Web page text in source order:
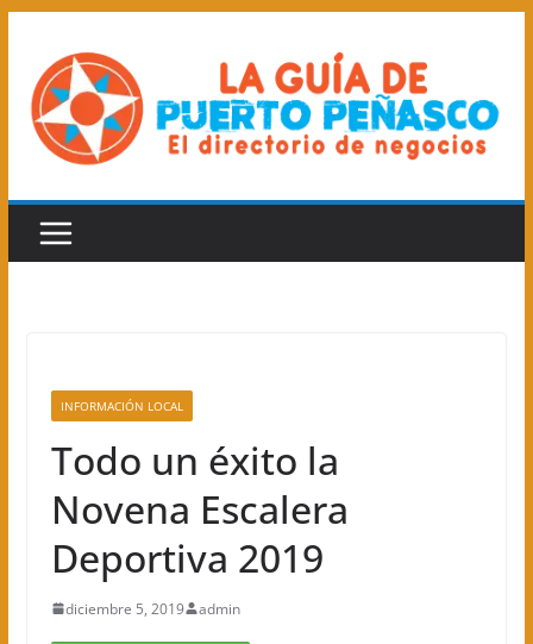
contenido
INFORMACIÓN LOCAL
Todo un éxito la
Novena Escalera
Deportiva 2019
diciembre 5, 2019 admin